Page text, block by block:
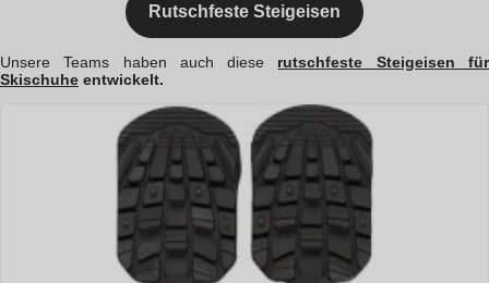
Rutschfeste Steigeisen
Unsere Teams haben auch diese rutschfeste Steigeisen für
Skischuhe entwickelt.